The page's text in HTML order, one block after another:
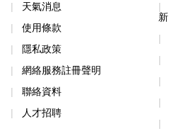
天氣消息
使用條款
隱私政策
網絡服務註冊聲明
聯絡資料
人才招聘
新